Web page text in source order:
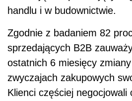
handlu i w budownictwie.
Zgodnie z badaniem 82
sprzedających B2B
ostatnich 6 miesięcy
zwyczajach zakupowych
Klienci częściej negocjowali